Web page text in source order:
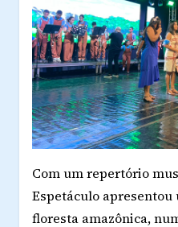
Com um repertório
Espetáculo apresentou
floresta amazônica,